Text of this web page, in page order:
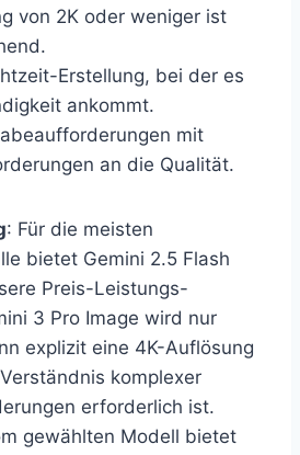
von 2K oder weniger ist
Erstellung, bei der es
ankommt.
mit
an die Qualität.
: Für die meisten
bietet Gemini 2.5 Flash
Preis-Leistungs-
3 Pro Image wird nur
explizit eine 4K-Auflösung
komplexer
erforderlich ist.
gewählten Modell bietet